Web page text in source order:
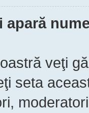
apară
veţi
seta